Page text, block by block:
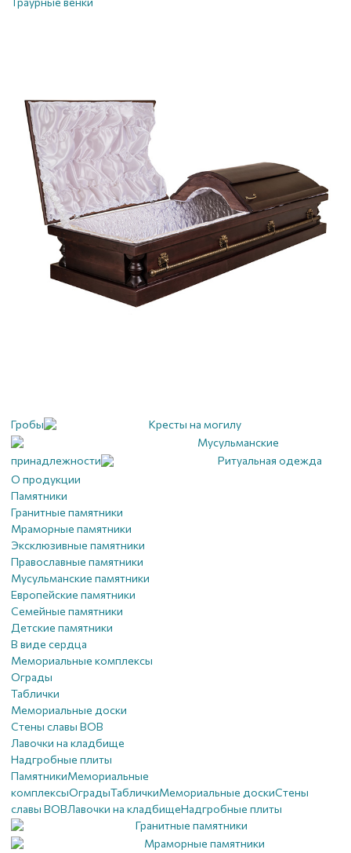
Гробы
Кресты на могилу
Мусульманские
принадлежности
Ритуальная одежда
О продукции
Памятники
Гранитные памятники
Мраморные памятники
Эксклюзивные памятники
Православные памятники
Мусульманские памятники
Европейские памятники
Семейные памятники
Детские памятники
В виде сердца
Мемориальные комплексы
Ограды
Таблички
Мемориальные доски
Стены славы ВОВ
Лавочки на кладбище
Надгробные плиты
ПамятникиМемориальные
комплексыОградыТабличкиМемориальные доскиСтены
славы ВОВЛавочки на кладбищеНадгробные плиты
Гранитные памятники
Мраморные памятники